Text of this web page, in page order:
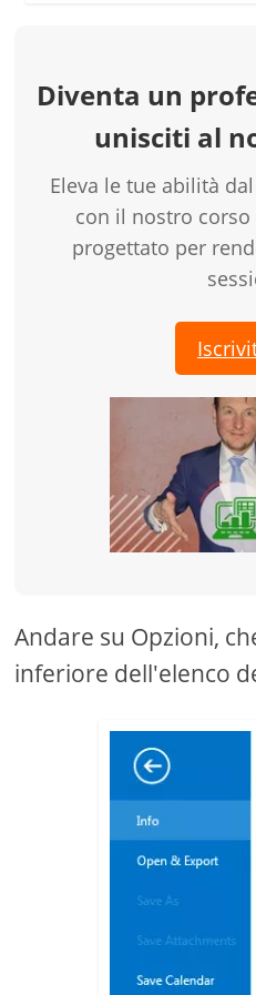
Diventa un
unisciti al
Eleva le tue abilità
con il nostro corso
progettato per
Andare su Opzioni,
inferiore dell'elenco